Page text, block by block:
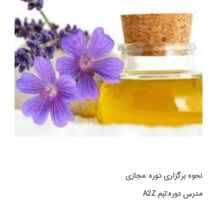
نحوه برگزاری دوره :مجازی
مدرس دوره:تیم A2Z